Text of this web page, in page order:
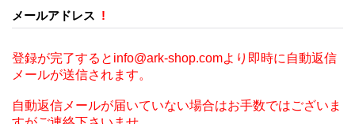
メールアドレス !
登録が完了するとinfo@ark-shop.comより即時に自動返信
メールが送信されます。
自動返信メールが届いていない場合はお手数ではございま